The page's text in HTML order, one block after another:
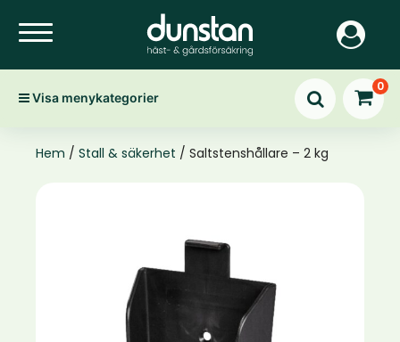
Hem / Stall & säkerhet / Saltstenshållare – 2 kg
Visa menykategorier
0